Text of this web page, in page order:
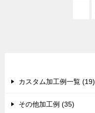
カスタム加工例一覧 (19)
その他加工例 (35)